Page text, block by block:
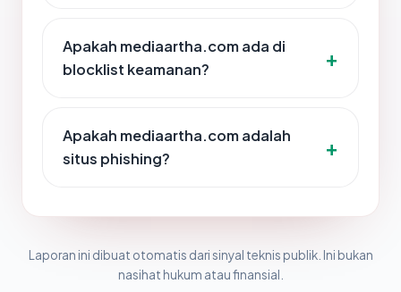
Apakah mediaartha.com ada di
blocklist keamanan?
Apakah mediaartha.com adalah
situs phishing?
Laporan ini dibuat otomatis dari sinyal teknis publik. Ini bukan
nasihat hukum atau finansial.